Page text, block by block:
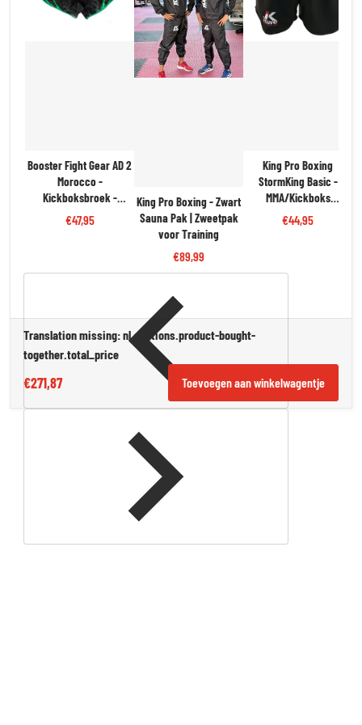
Booster Fight Gear AD 2
Morocco -
Kickboksbroek -
Zwart/Groen/Rood |
Trots & Flexibiliteit
€47,95
King Pro Boxing - Zwart
Sauna Pak | Zweetpak
voor Training
€89,99
King Pro Boxing
StormKing Basic -
MMA/Kickboks
Fightshort - Zwart | Stijl
& Beweegvrijheid
€44,95
Translation missing: nl.sections.product-bought-
together.total_price
€271,87 Toevoegen aan winkelwagentje